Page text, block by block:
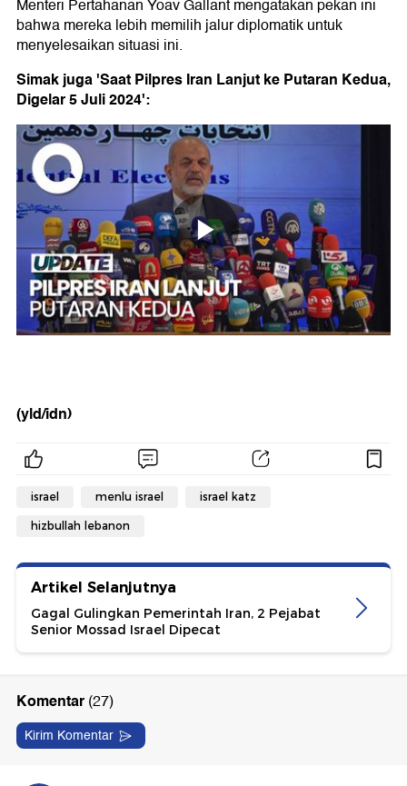
Menteri Pertahanan Yoav Gallant mengatakan pekan ini
bahwa mereka lebih memilih jalur diplomatik untuk
menyelesaikan situasi ini.
Simak juga 'Saat Pilpres Iran Lanjut ke Putaran Kedua,
Digelar 5 Juli 2024':
(yld/idn)
israel menlu israel israel katz
hizbullah lebanon
Artikel Selanjutnya
Gagal Gulingkan Pemerintah Iran, 2 Pejabat
Senior Mossad Israel Dipecat